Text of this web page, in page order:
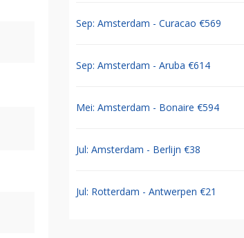
Sep: Amsterdam - Curacao €569
Sep: Amsterdam - Aruba €614
Mei: Amsterdam - Bonaire €594
Jul: Amsterdam - Berlijn €38
Jul: Rotterdam - Antwerpen €21